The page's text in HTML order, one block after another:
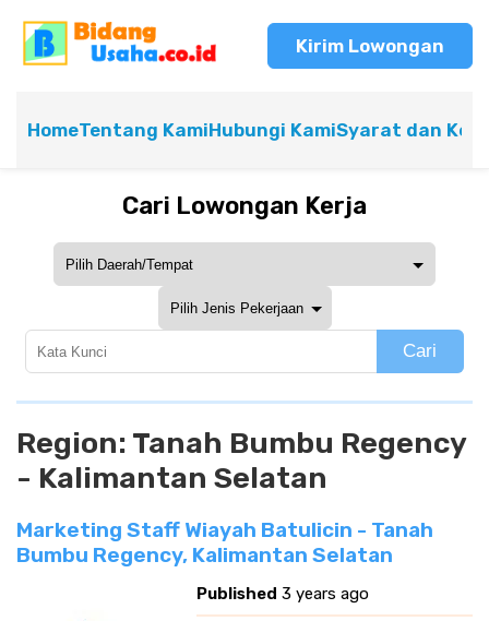
Kirim Lowongan
HomeTentang KamiHubungi KamiSyarat dan
Cari Lowongan Kerja
Cari
Region: Tanah Bumbu Regency
- Kalimantan Selatan
Marketing Staff Wiayah Batulicin - Tanah
Bumbu Regency, Kalimantan Selatan
Published 3 years ago